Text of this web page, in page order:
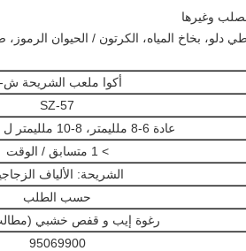
أكوا ملعب الشريحة ش-57
SZ-57
عادة 6-8 ملليمتر، 8-10 ملليمتر ل أجزاء خاصة
> 1 متسابق / الوقت
الشريحة: الألياف
حسب الطلب
رغوة إيب و قفص خشبي
95069900